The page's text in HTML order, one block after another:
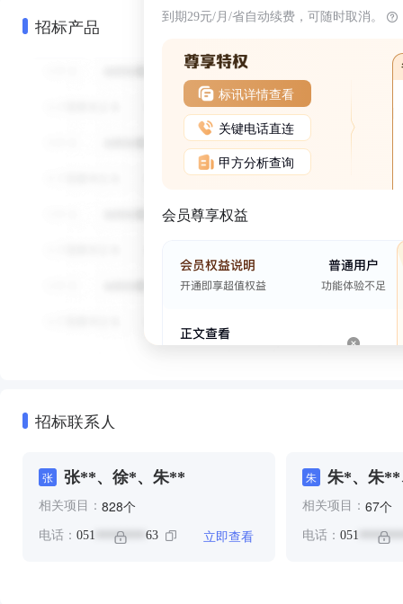
招标产品 到期29元/月/省自动续费，可随时取消。
标讯详情查看
关键电话直连
甲方分析查询
会员尊享权益
招标联系人
张 张**、徐*、朱**
相关项目： 828个
电话： 051 ******** 63 立即查看
朱
朱*、朱**
相关项目： 67个
电话： 051